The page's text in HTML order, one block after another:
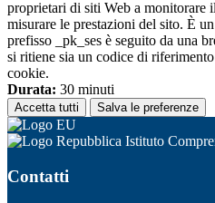
proprietari di siti Web a monitorare
misurare le prestazioni del sito. È
prefisso _pk_ses è seguito da una
si ritiene sia un codice di
cookie.
Durata: 30 minuti
Accetta tutti Salva le preferenze
Istituto
Contatti